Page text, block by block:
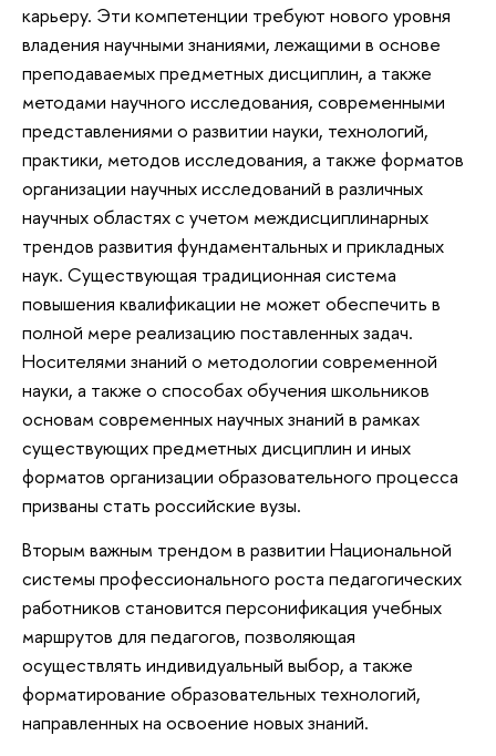
карьеру. Эти компетенции требуют нового уровня
владения научными знаниями, лежащими в основе
преподаваемых предметных дисциплин, а также
методами научного исследования, современными
представлениями о развитии науки, технологий,
практики, методов исследования, а также форматов
организации научных исследований в различных
научных областях с учетом междисциплинарных
трендов развития фундаментальных и прикладных
наук. Существующая традиционная система
повышения квалификации не может обеспечить в
полной мере реализацию поставленных задач.
Носителями знаний о методологии современной
науки, а также о способах обучения школьников
основам современных научных знаний в рамках
существующих предметных дисциплин и иных
форматов организации образовательного процесса
призваны стать российские вузы.
Вторым важным трендом в развитии Национальной
системы профессионального роста педагогических
работников становится персонификация учебных
маршрутов для педагогов, позволяющая
осуществлять индивидуальный выбор, а также
форматирование образовательных технологий,
направленных на освоение новых знаний.